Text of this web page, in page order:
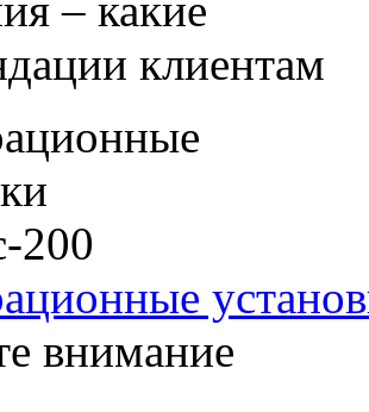
клиентам
внимание